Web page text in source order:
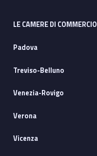
LE CAMERE DI COMMERCIO
Padova
Treviso-Belluno
Venezia-Rovigo
Verona
Vicenza